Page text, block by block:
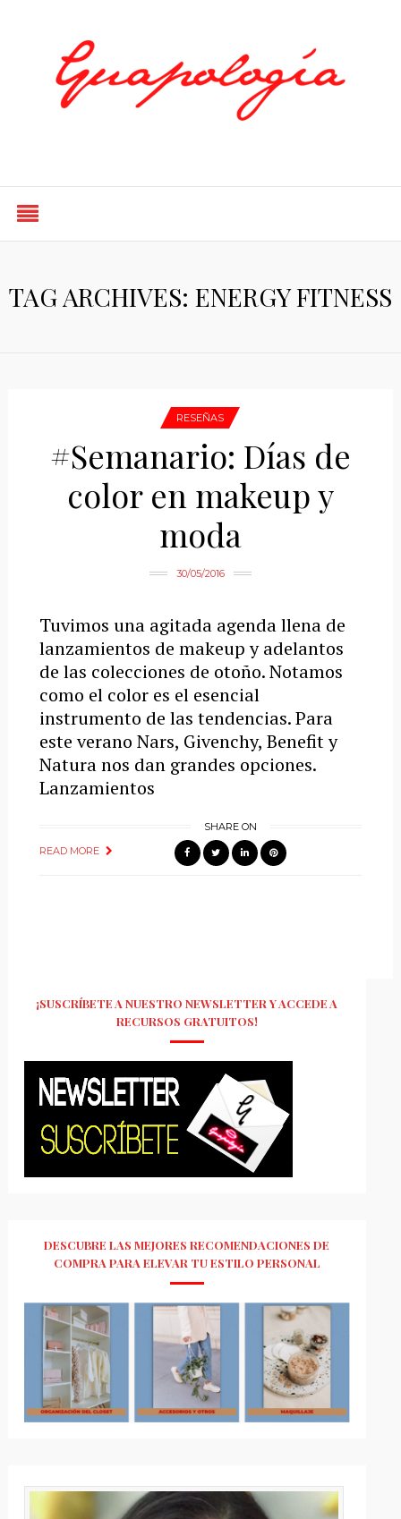
TAG ARCHIVES: ENERGY FITNESS
RESEÑAS
#Semanario: Días de
color en makeup y
moda
30/05/2016
Tuvimos una agitada agenda llena de
lanzamientos de makeup y adelantos
de las colecciones de otoño. Notamos
como el color es el esencial
instrumento de las tendencias. Para
este verano Nars, Givenchy, Benefit y
Natura nos dan grandes opciones.
Lanzamientos
READ MORE
SHARE ON
¡SUSCRÍBETE A NUESTRO NEWSLETTER Y ACCEDE A
RECURSOS GRATUITOS!
DESCUBRE LAS MEJORES RECOMENDACIONES DE
COMPRA PARA ELEVAR TU ESTILO PERSONAL